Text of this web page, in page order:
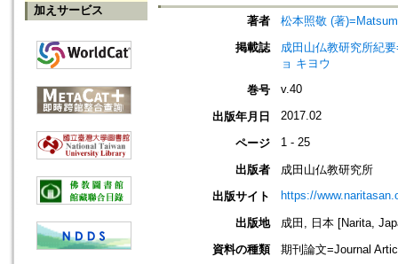
加えサービス
著者
松本照敬 (著
掲載誌
成田山仏教研究所紀
ョ キヨウ
巻号
v.40
出版年月日 2017.02
ページ 1 - 25
出版者
成田山仏教研究所
出版サイト
https://
出版地
成田, 日本 [Narita,
資料の種類
期刊論文=Journal